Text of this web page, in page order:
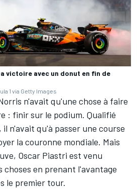
victoire avec un donut en fin de
1 via Getty Images
n'avait qu'une chose à faire
: finir sur le podium. Qualifié
n'avait qu'à passer une course
la couronne mondiale. Mais
Oscar Piastri est venu
choses en prenant l'avantage
le premier tour.